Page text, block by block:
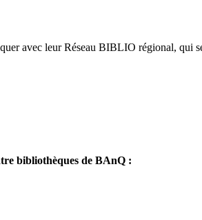
avec leur Réseau BIBLIO régional, qui
bibliothèques de BAnQ :